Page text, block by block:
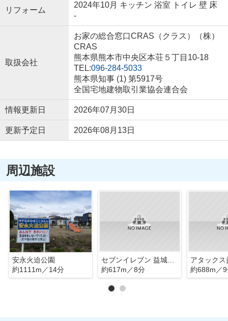
リフォーム
2024年10月 キッチン 浴室 トイレ 壁 床
-
取扱会社
お家の総合窓口CRAS（クラス）（株）
CRAS
熊本県熊本市中央区本荘５丁目10-18
TEL:096-284-5033
熊本県知事 (1) 第5917号
全国宅地建物取引業協会連合会
情報更新日 2026年07月30日
更新予定日 2026年08月13日
周辺施設
安永火迫公園
約1111m／14分
セブンイレブン 益城安永店
約617m／8分
アタックス
約688m／